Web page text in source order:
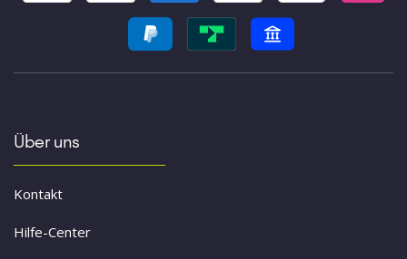
Über uns
Kontakt
Hilfe-Center